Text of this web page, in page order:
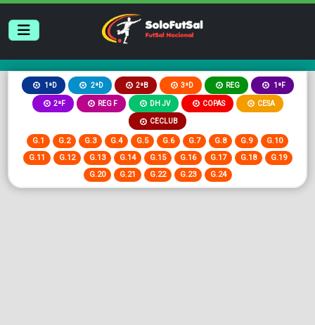
1ªD 2ªD 2ªB 3ªD REG 1ªF
2ªF REG F DH JV COPAS CESA
CECLUB
G.1 G.2 G.3 G.4 G.5 G.6 G.7 G.8 G.9
G.10
G.11
G.12 G.13 G.14 G.15 G.16 G.17 G.18
G.19
G.20
G.21 G.22 G.23 G.24